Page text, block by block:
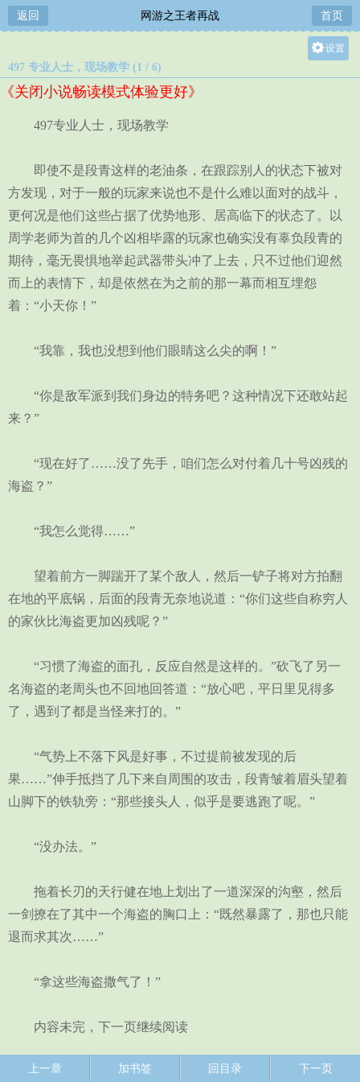
返回 网游之王者再战 首页
设置
497 专业人士，现场教学 (1 / 6)
《关闭小说畅读模式体验更好》
497专业人士，现场教学
即使不是段青这样的老油条，在跟踪别人的状态下被对
方发现，对于一般的玩家来说也不是什么难以面对的战斗，
更何况是他们这些占据了优势地形、居高临下的状态了。以
周学老师为首的几个凶相毕露的玩家也确实没有辜负段青的
期待，毫无畏惧地举起武器带头冲了上去，只不过他们迎然
而上的表情下，却是依然在为之前的那一幕而相互埋怨
着：“小天你！”
“我靠，我也没想到他们眼睛这么尖的啊！”
“你是敌军派到我们身边的特务吧？这种情况下还敢站起
来？”
“现在好了……没了先手，咱们怎么对付着几十号凶残的
海盗？”
“我怎么觉得……”
望着前方一脚踹开了某个敌人，然后一铲子将对方拍翻
在地的平底锅，后面的段青无奈地说道：“你们这些自称穷人
的家伙比海盗更加凶残呢？”
“习惯了海盗的面孔，反应自然是这样的。”砍飞了另一
名海盗的老周头也不回地回答道：“放心吧，平日里见得多
了，遇到了都是当怪来打的。”
“气势上不落下风是好事，不过提前被发现的后
果……”伸手抵挡了几下来自周围的攻击，段青皱着眉头望着
山脚下的铁轨旁：“那些接头人，似乎是要逃跑了呢。”
“没办法。”
拖着长刃的天行健在地上划出了一道深深的沟壑，然后
一剑撩在了其中一个海盗的胸口上：“既然暴露了，那也只能
退而求其次……”
“拿这些海盗撒气了！”
内容未完，下一页继续阅读
上一章 加书签 回目录 下一页